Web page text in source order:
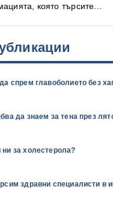
която търсите...
спрем главоболието без
да знаем за тена през
за холестерола?
здравни специалисти в